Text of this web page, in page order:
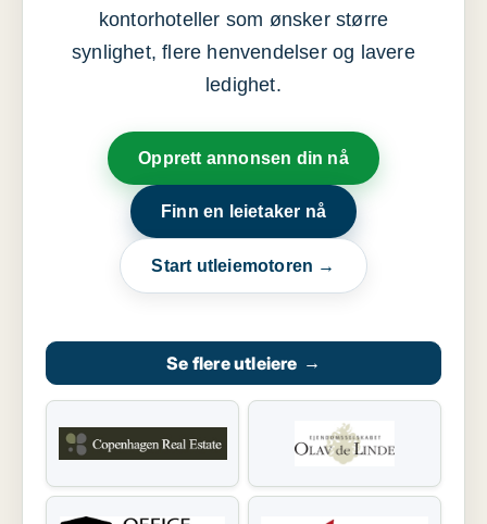
kontorhoteller som ønsker større
synlighet, flere henvendelser og lavere
ledighet.
Opprett annonsen din nå
Finn en leietaker nå
Start utleiemotoren →
Se flere utleiere →